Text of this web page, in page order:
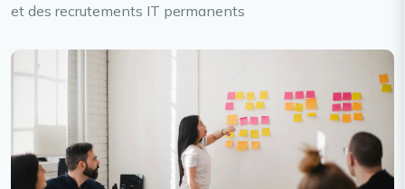
et des recrutements IT permanents